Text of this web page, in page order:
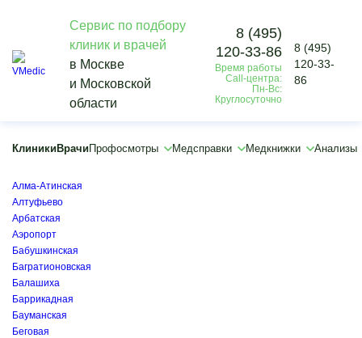
Сервис по подбору
клиник и врачей
в Москве
и Московской
области
8 (495)
120-33-86
Время работы
Call-центра:
Пн-Вс:
Круглосуточно
8 (495)
120-33-
86
Клиники Врачи Профосмотры Медсправки Медкнижки Анализы
Vmedic
Клиники
Академическая
Алма-Атинская
Алтуфьево
Арбатская
Аэропорт
Бабушкинская
Багратионовская
Балашиха
Баррикадная
Бауманская
Беговая